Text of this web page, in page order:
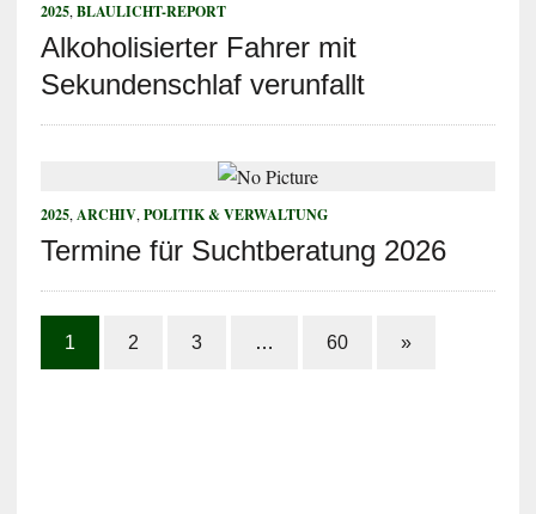
2025, BLAULICHT-REPORT
Alkoholisierter Fahrer mit
Sekundenschlaf verunfallt
2025, ARCHIV, POLITIK & VERWALTUNG
Termine für Suchtberatung 2026
1 2 3 … 60 »